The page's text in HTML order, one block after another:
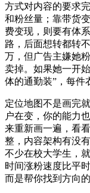
方式对内容的要求
和粉丝量；靠带货
费变现，则要有体
路，后面想转都转
万，但广告主嫌她
卖掉。如果她一开
体的通勤装”，每件
定位地图不是画完
户在变，你的能力
来重新画一遍，看
整，内容架构有没
不少在校大学生，
时间涨粉速度比平
而是帮你找到方向